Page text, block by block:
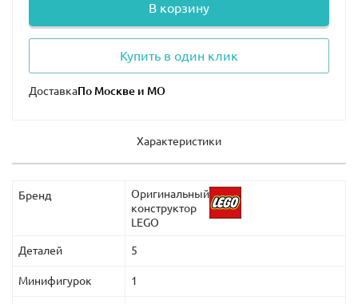
В корзину
Купить в один клик
Доставка
Характеристики
Бренд
Оригинальный
конструктор
LEGO
Деталей 5
Минифигурок 1